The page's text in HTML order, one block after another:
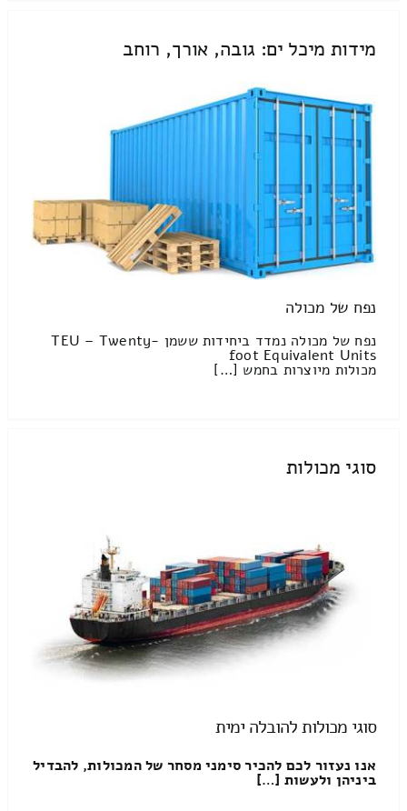
מידות מיכל ים: גובה, אורך, רוחב
נפח של מכולה
נפח של מכולה נמדד ביחידות ששמן TEU – Twenty-
foot Equivalent Units
מכולות מיוצרות בחמש […]
סוגי מכולות
סוגי מכולות להובלה ימית
אנו נעזור לכם להכיר סימני מסחר של המכולות, להבדיל
ביניהן ולעשות […]